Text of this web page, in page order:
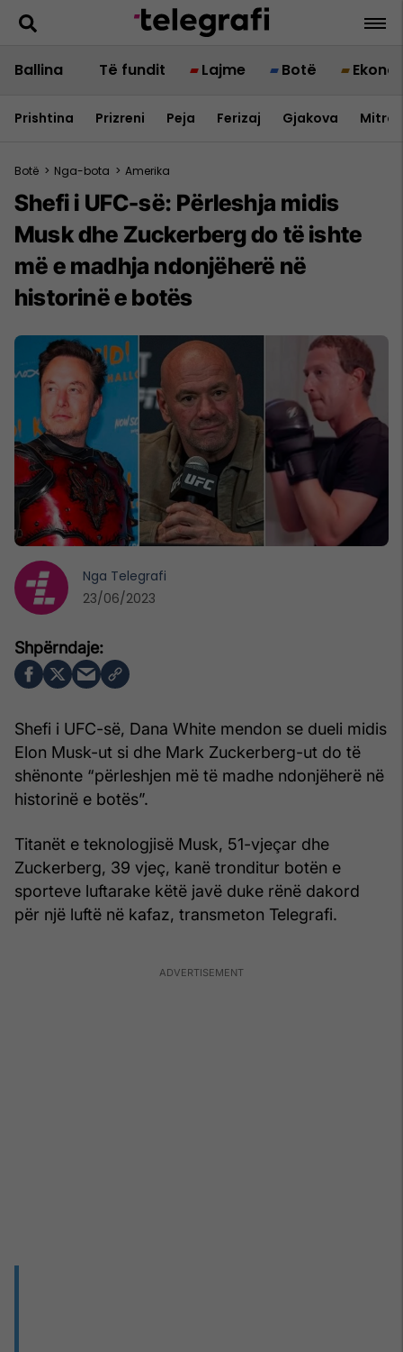
Ballina Të fundit Lajme Botë
Prishtina Prizreni Peja Ferizaj Gjakova
Botë > Nga-bota > Amerika
Shefi i UFC-së: Përleshja midis
Musk dhe Zuckerberg do të ishte
më e madhja ndonjëherë në
historinë e botës
Shefi i UFC-së, Dana White mendon se dueli midis
Elon Musk-ut si dhe Mark Zuckerberg-ut do të
shënonte “përleshjen më të madhe ndonjëherë në
historinë e botës”.
Titanët e teknologjisë Musk, 51-vjeçar dhe
Zuckerberg, 39 vjeç, kanë tronditur botën e
sporteve luftarake këtë javë duke rënë dakord
për një luftë në kafaz, transmeton Telegrafi.
Nga Telegrafi
23/06/2023